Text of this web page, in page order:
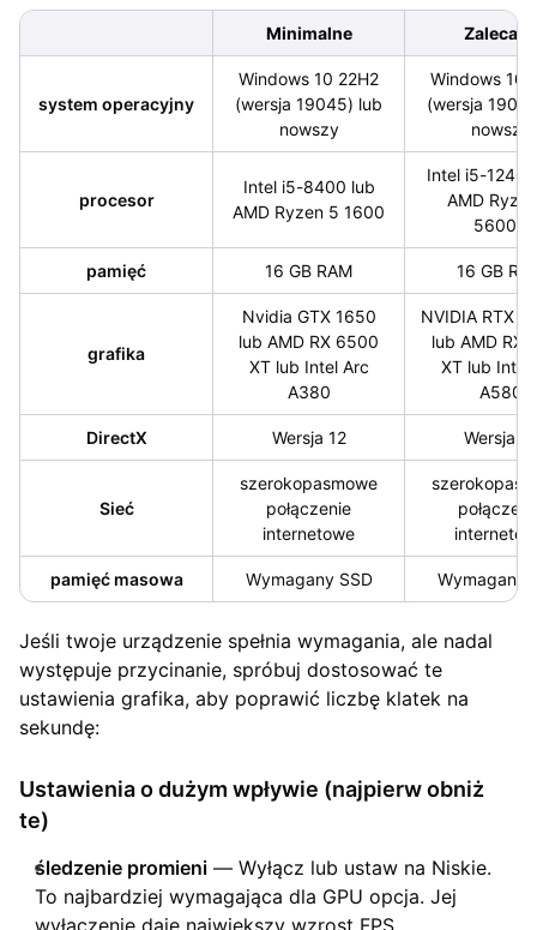
Minimalne Zalecane
system operacyjny
Windows 10 22H2
(wersja 19045) lub
nowszy
Windows 10
(wersja
nowszy
procesor
Intel i5-8400 lub
AMD Ryzen 5 1600
Intel i5-
AMD
5600X
pamięć 16 GB RAM 16 GB
grafika
Nvidia GTX 1650
lub AMD RX 6500
XT lub Intel Arc
A380
NVIDIA RTX
lub AMD RX
XT lub Intel
A580
DirectX Wersja 12 Wersja 12
Sieć
szerokopasmowe
połączenie
internetowe
pamięć masowa Wymagany SSD Wymagany
Jeśli twoje urządzenie spełnia wymagania, ale nadal
występuje przycinanie, spróbuj dostosować te
ustawienia grafika, aby poprawić liczbę klatek na
sekundę:
Ustawienia o dużym wpływie (najpierw obniż
te)
śledzenie promieni — Wyłącz lub ustaw na Niskie.
To najbardziej wymagająca dla GPU opcja. Jej
wyłączenie daje największy wzrost FPS.